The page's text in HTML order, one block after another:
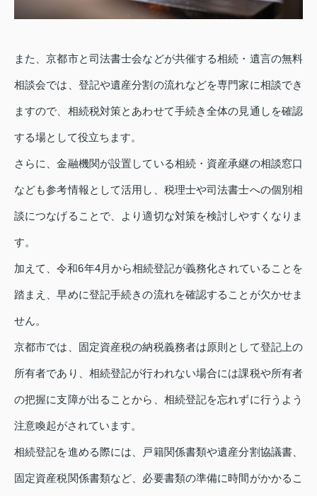
また、京都市と司法書士会などが共催する相続・遺言の無料
相談会では、登記や遺産分割の流れなどを専門家に相談でき
ますので、相続税対策とあわせて手続き全体の見通しを確認
する場として役立ちます。
さらに、金融機関が設置している相続・資産承継の相談窓口
なども参考情報として活用し、税理士や司法書士への個別相
談につなげることで、より適切な対策を検討しやすくなりま
す。
加えて、令和6年4月から相続登記が義務化されていることを
踏まえ、早めに登記手続きの流れを確認することが欠かせま
せん。
京都市では、固定資産税の納税義務者は原則として登記上の
所有者であり、相続登記が行われない場合には課税や所有者
の把握に支障が出ることから、相続登記を忘れずに行うよう
注意喚起がされています。
相続登記を進める際には、戸籍関係書類や遺産分割協議書、
固定資産税関係書類など、必要書類の準備に時間がかかるこ